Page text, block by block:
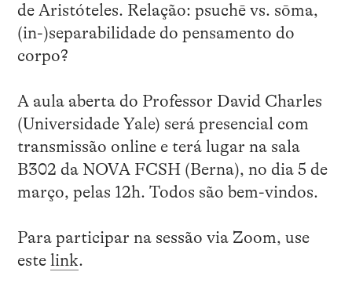
de Aristóteles. Relação: psuchē vs. sōma,
(in-)separabilidade do pensamento do
corpo?
A aula aberta do Professor David Charles
(Universidade Yale) será presencial com
transmissão online e terá lugar na sala
B302 da NOVA FCSH (Berna), no dia 5 de
março, pelas 12h. Todos são bem-vindos.
Para participar na sessão via Zoom, use
este link.